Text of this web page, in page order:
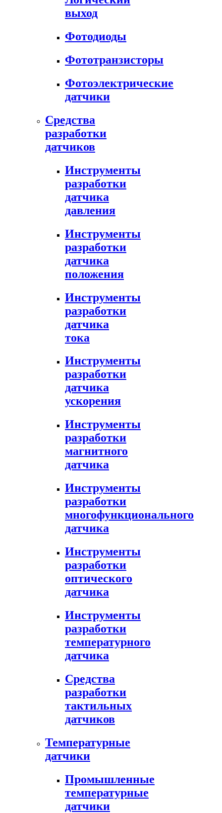
выход
Фотодиоды
Фототранзисторы
Фотоэлектрические
датчики
Средства
разработки
датчиков
Инструменты
разработки
датчика
давления
Инструменты
разработки
датчика
положения
Инструменты
разработки
датчика
тока
Инструменты
разработки
датчика
ускорения
Инструменты
разработки
магнитного
датчика
Инструменты
разработки
многофункционального
датчика
Инструменты
разработки
оптического
датчика
Инструменты
разработки
температурного
датчика
Средства
разработки
тактильных
датчиков
Температурные
датчики
Промышленные
температурные
датчики